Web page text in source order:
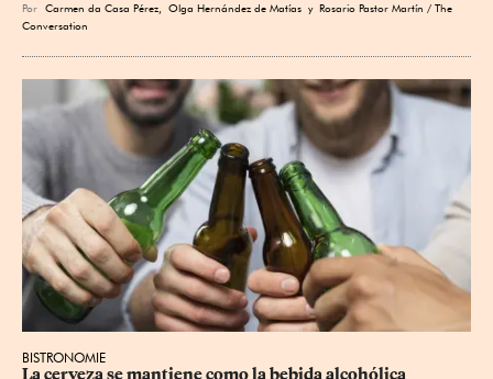
Por Carmen da Casa Pérez, Olga Hernández de Matías y Rosario Pastor Martín / The
Conversation
BISTRONOMIE
La cerveza se mantiene como la bebida alcohólica